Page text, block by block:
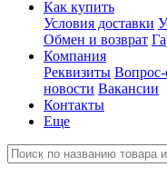
Как купить
Условия доставки
Обмен и возврат
Компания
Реквизиты Вопрос-
новости Вакансии
Контакты
Еще